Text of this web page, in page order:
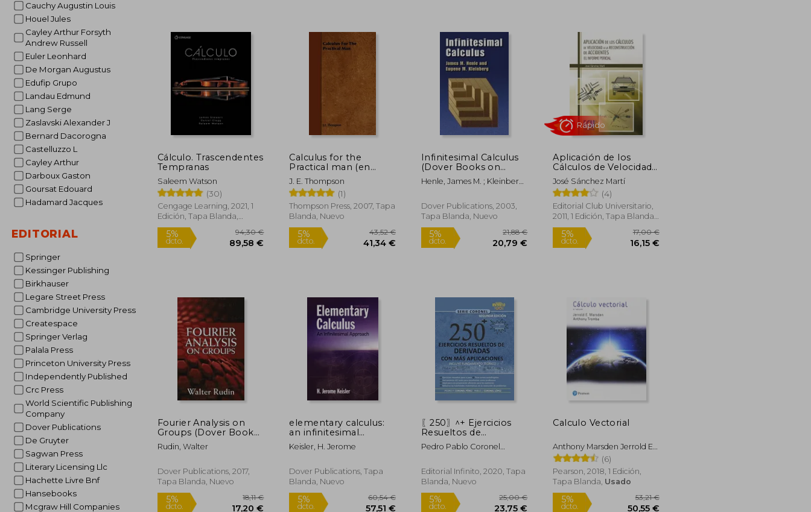
Cauchy Augustin Louis
Houel Jules
Cayley Arthur Forsyth
Andrew Russell
Euler Leonhard
De Morgan Augustus
Edufip Grupo
Landau Edmund
Lang Serge
Zaslavski Alexander J
Bernard Dacorogna
Castelluzzo L
Cayley Arthur
Darboux Gaston
Goursat Edouard
Hadamard Jacques
EDITORIAL
Springer
Kessinger Publishing
Birkhauser
Legare Street Press
Cambridge University Press
Createspace
Springer Verlag
Palala Press
Princeton University Press
Independently Published
Crc Press
World Scientific Publishing
Company
Dover Publications
De Gruyter
Sagwan Press
Literary Licensing Llc
Hachette Livre Bnf
Hansebooks
Mcgraw Hill Companies
Cálculo. Trascendentes
Tempranas
Saleem Watson
(30)
Cengage Learning, 2021, 1
Edición, Tapa Blanda,
Nuevo
5%
dcto.
Calculus for the
Practical man (en
Inglés)
J. E. Thompson
(1)
Thompson Press, 2007, Tapa
Blanda, Nuevo
5%
dcto.
Infinitesimal Calculus
(Dover Books on
Mathematics) (en
Inglés)
Henle, James M. ; Kleinberg,
Dover Publications, 2003,
Tapa Blanda, Nuevo
5%
dcto.
21,88 €
20,79 €
Aplicación de los
Cálculos de Velocidad
a la Reconstrucción de
Accidentes: El Informe
Pericial
José Sánchez Martí
(4)
Editorial Club Universitario,
2011, 1 Edición, Tapa Blanda,
Nuevo
dcto.
Rápido
Fourier Analysis on
Groups (Dover Books
on Mathematics) (en
Inglés)
Rudin, Walter
Dover Publications, 2017,
Tapa Blanda, Nuevo
elementary calculus:
an infinitesimal
approach (en Inglés)
Keisler, H. Jerome
Dover Publications, Tapa
Blanda, Nuevo
〖250〗^+ Ejercicios
Resueltos de
Derivadas con más
Aplicaciones: Incluye
Segunda Edición
Ampliada y Mejorada.
Pedro Pablo Coronel
Josu&Eacute; Coronel
L&Oacute;Pez
Editorial Infinito, 2020, Tapa
Blanda, Nuevo
Calculo Vectorial
Anthony Marsden Jerrold E. /
Tromba
(6)
Pearson, 2018, 1 Edición,
Tapa Blanda, Usado